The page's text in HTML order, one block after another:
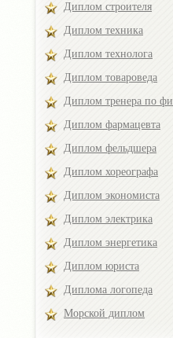
Диплом строителя
Диплом техника
Диплом технолога
Диплом товароведа
Диплом тренера по
Диплом фармацевта
Диплом фельдшера
Диплом хореографа
Диплом экономиста
Диплом электрика
Диплом энергетика
Диплом юриста
Диплома логопеда
Морской диплом